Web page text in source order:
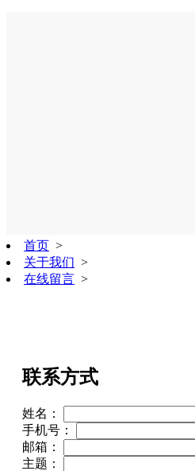
首页 >
关于我们 >
在线留言 >
联系方式
姓名：
手机号：
邮箱：
主题：